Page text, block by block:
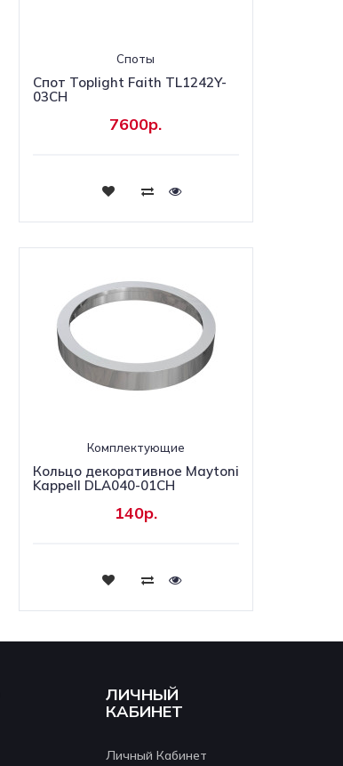
Споты
Спот Toplight Faith TL1242Y-
03CH
7600р.
Купить
Комплектующие
Кольцо декоративное Maytoni
Kappell DLA040-01CH
140р.
Купить
ЛИЧНЫЙ
КАБИНЕТ
Личный Кабинет